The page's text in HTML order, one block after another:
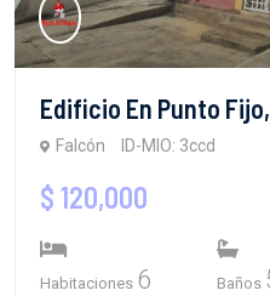
Edificio En Punto
Falcón ID-MIO: 3ccd
$ 120,000
Habitaciones 6 Baños